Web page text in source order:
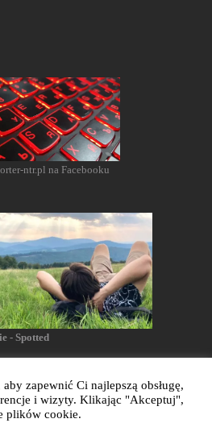
ntr.pl na Facebooku
- Spotted
zastrzeżone
zapewnić Ci najlepszą obsługę,
i wizyty. Klikając "Akceptuj",
plików cookie.